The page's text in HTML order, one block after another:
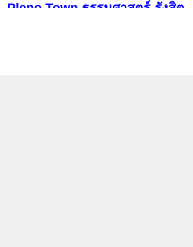
Pleno Town ธรรมศาสตร์-รังสิต